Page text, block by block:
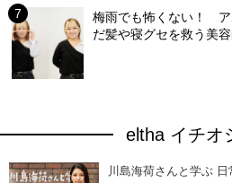
梅雨でも怖くない！ ア
だ髪や寝グセを救う美
eltha イチオ
川島海荷さんと学ぶ 日